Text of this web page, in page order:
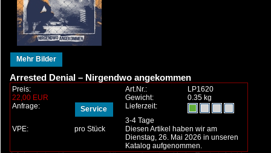
Mehr Bilder
Arrested Denial – Nirgendwo angekommen
Preis:
22,00 EUR
Art.Nr.:
LP1620
Gewicht:
0.35 kg
Anfrage:
Service
Lieferzeit:
3-4 Tage
VPE:
pro Stück
Diesen Artikel haben wir am
Dienstag, 26. Mai 2026 in unseren
Katalog aufgenommen.